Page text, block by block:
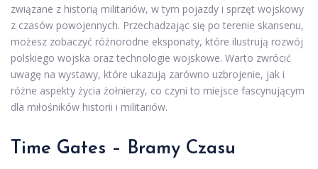
związane z historią militariów, w tym pojazdy i sprzęt wojskowy
z czasów powojennych. Przechadzając się po terenie skansenu,
możesz zobaczyć różnorodne eksponaty, które ilustrują rozwój
polskiego wojska oraz technologie wojskowe. Warto zwrócić
uwagę na wystawy, które ukazują zarówno uzbrojenie, jak i
różne aspekty życia żołnierzy, co czyni to miejsce fascynującym
dla miłośników historii i militariów.
Time Gates – Bramy Czasu